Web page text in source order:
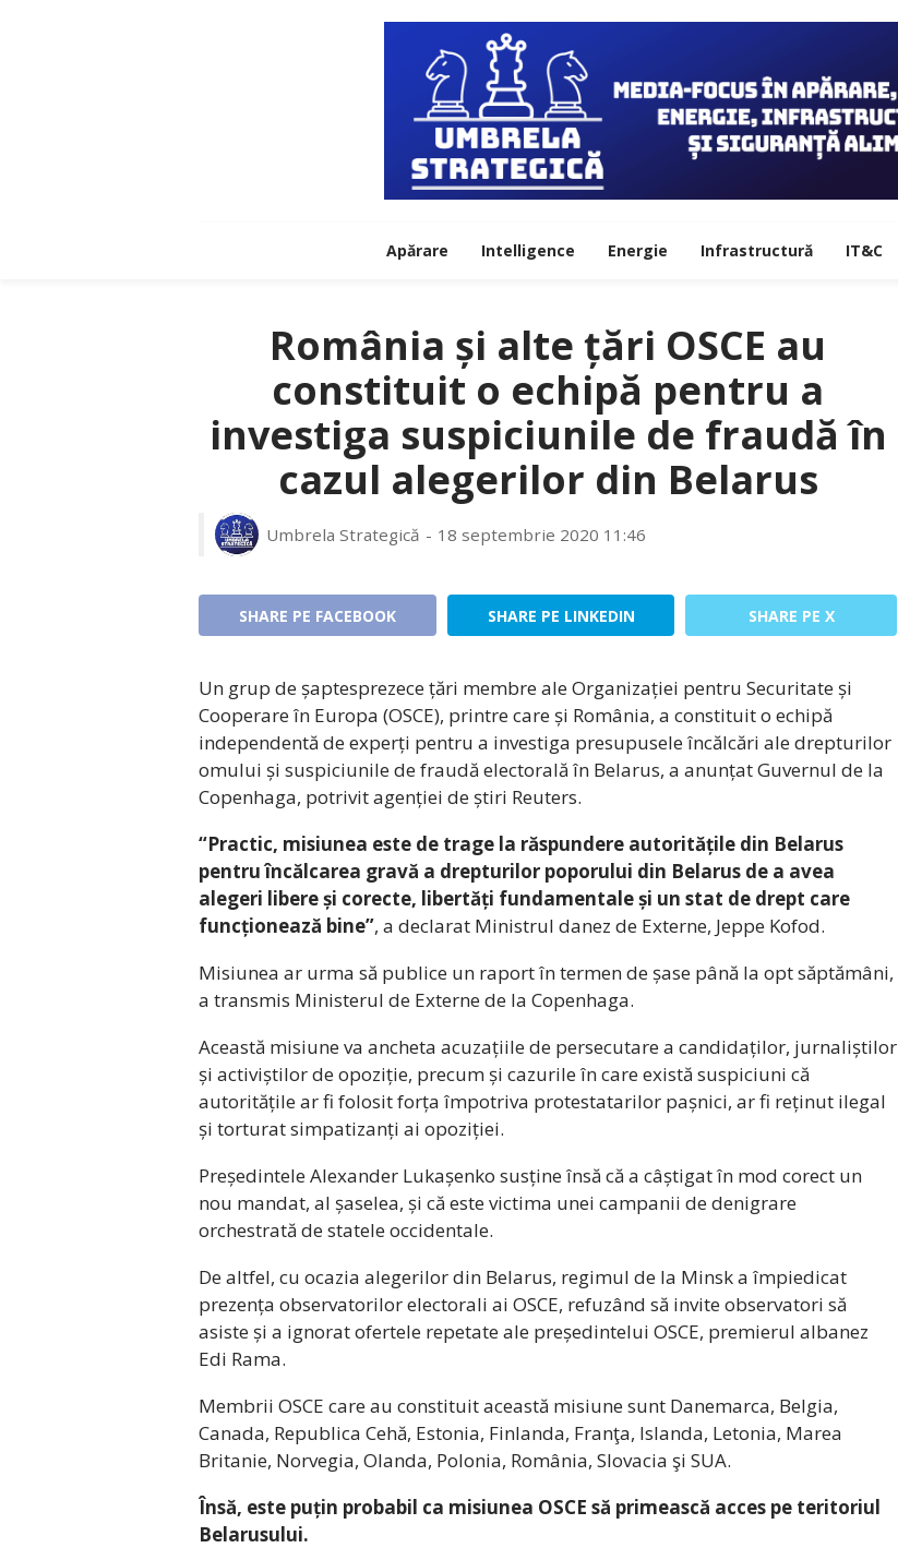
Apărare Intelligence Energie Infrastructură IT&C
România și alte țări OSCE au
constituit o echipă pentru a
investiga suspiciunile de fraudă în
cazul alegerilor din Belarus
Umbrela Strategică 18 septembrie 2020 11:46
SHARE PE FACEBOOK SHARE PE LINKEDIN SHARE PE X
Un grup de șaptesprezece țări membre ale Organizației pentru Securitate și
Cooperare în Europa (OSCE), printre care și România, a constituit o echipă
independentă de experți pentru a investiga presupusele încălcări ale drepturilor
omului și suspiciunile de fraudă electorală în Belarus, a anunțat Guvernul de la
Copenhaga, potrivit agenției de știri Reuters.
“Practic, misiunea este de trage la răspundere autoritățile din Belarus
pentru încălcarea gravă a drepturilor poporului din Belarus de a avea
alegeri libere și corecte, libertăți fundamentale și un stat de drept care
funcționează bine”, a declarat Ministrul danez de Externe, Jeppe Kofod.
Misiunea ar urma să publice un raport în termen de șase până la opt săptămâni,
a transmis Ministerul de Externe de la Copenhaga.
Această misiune va ancheta acuzațiile de persecutare a candidaților, jurnaliștilor
și activiștilor de opoziție, precum și cazurile în care există suspiciuni că
autoritățile ar fi folosit forța împotriva protestatarilor pașnici, ar fi reținut ilegal
și torturat simpatizanți ai opoziției.
Președintele Alexander Lukașenko susține însă că a câștigat în mod corect un
nou mandat, al șaselea, și că este victima unei campanii de denigrare
orchestrată de statele occidentale.
De altfel, cu ocazia alegerilor din Belarus, regimul de la Minsk a împiedicat
prezența observatorilor electorali ai OSCE, refuzând să invite observatori să
asiste și a ignorat ofertele repetate ale președintelui OSCE, premierul albanez
Edi Rama.
Membrii OSCE care au constituit această misiune sunt Danemarca, Belgia,
Canada, Republica Cehă, Estonia, Finlanda, Franţa, Islanda, Letonia, Marea
Britanie, Norvegia, Olanda, Polonia, România, Slovacia şi SUA.
Însă, este puțin probabil ca misiunea OSCE să primească acces pe teritoriul
Belarusului.